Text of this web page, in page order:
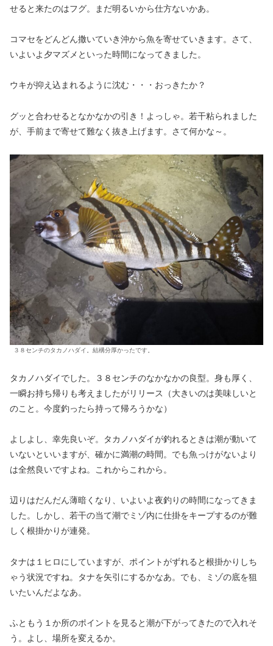
せると来たのはフグ。まだ明るいから仕方ないかあ。
コマセをどんどん撒いていき沖から魚を寄せていきます。さて、
いよいよ夕マズメといった時間になってきました。
ウキが抑え込まれるように沈む・・・おっきたか？
グッと合わせるとなかなかの引き！よっしゃ。若干粘られました
が、手前まで寄せて難なく抜き上げます。さて何かな～。
３８センチのタカノハダイ。結構分厚かったです。
タカノハダイでした。３８センチのなかなかの良型。身も厚く、
一瞬お持ち帰りも考えましたがリリース（大きいのは美味しいと
のこと。今度釣ったら持って帰ろうかな）
よしよし、幸先良いぞ。タカノハダイが釣れるときは潮が動いて
いないといいますが、確かに満潮の時間。でも魚っけがないより
は全然良いですよね。これからこれから。
辺りはだんだん薄暗くなり、いよいよ夜釣りの時間になってきま
した。しかし、若干の当て潮でミゾ内に仕掛をキープするのが難
しく根掛かりが連発。
タナは１ヒロにしていますが、ポイントがずれると根掛かりしち
ゃう状況ですね。タナを矢引にするかなあ。でも、ミゾの底を狙
いたいんだよなあ。
ふともう１か所のポイントを見ると潮が下がってきたので入れそ
う。よし、場所を変えるか。